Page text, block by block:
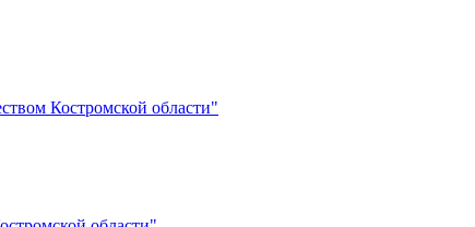
Костромской области"